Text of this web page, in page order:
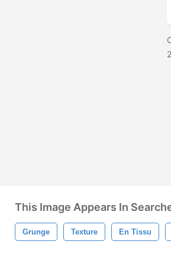
This Image Appears In
Grunge Texture En Tissu